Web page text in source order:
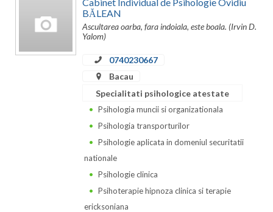
Constanta
Cabinet Individual de Psihologie Ovidiu
BĂLEAN
Ascultarea oarba, fara indoiala, este boala. (Irvin D.
Yalom)
0740230667
Bacau
Specialitati psihologice atestate
Psihologia muncii si organizationala
Psihologia transporturilor
Psihologie aplicata in domeniul securitatii
nationale
Psihologie clinica
Psihoterapie hipnoza clinica si terapie
ericksoniana